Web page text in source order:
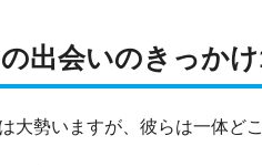
出会いのきっか
大勢いますが、彼らは一体ど